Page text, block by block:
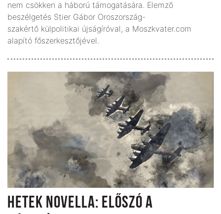
nem csökken a háború támogatására. Elemzõ
beszélgetés Stier Gábor Oroszország-
szakértő külpolitikai újságíróval, a Moszkvater.com
alapító főszerkesztőjével.
HETEK NOVELLA: ELŐSZÓ A